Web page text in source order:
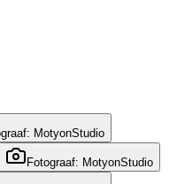
MotyonStudio
Fotograaf: MotyonStudio